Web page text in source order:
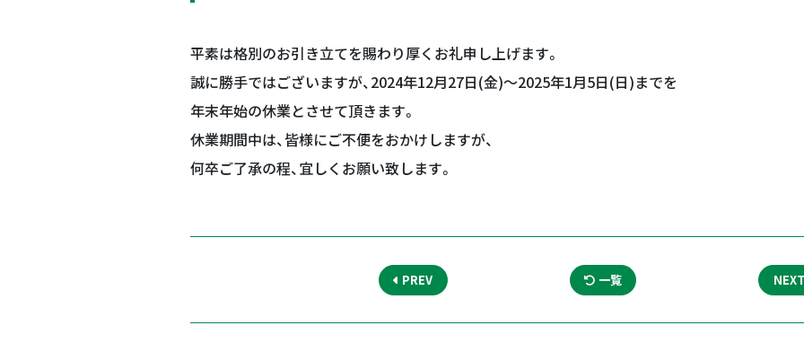
平素は格別のお引き立てを賜わり厚くお礼申し上げます。
誠に勝手ではございますが、2024年12月27日(金)～2025年1月5日(日)までを
年末年始の休業とさせて頂きます。
休業期間中は、皆様にご不便をおかけしますが、
何卒ご了承の程、宜しくお願い致します。
PREV 一覧